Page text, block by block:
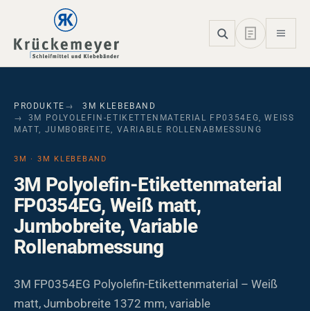
Skip to main navigation
Skip to main content
Skip to page footer
PRODUKTE
3M KLEBEBAND
3M POLYOLEFIN-ETIKETTENMATERIAL FP0354EG, WEISS M
ATT, JUMBOBREITE, VARIABLE ROLLENABMESSUNG
3M · 3M KLEBEBAND
3M Polyolefin-Etikettenmaterial
FP0354EG, Weiß matt,
Jumbobreite, Variable
Rollenabmessung
3M FP0354EG Polyolefin-Etikettenmaterial – Weiß
matt, Jumbobreite 1372 mm, variable